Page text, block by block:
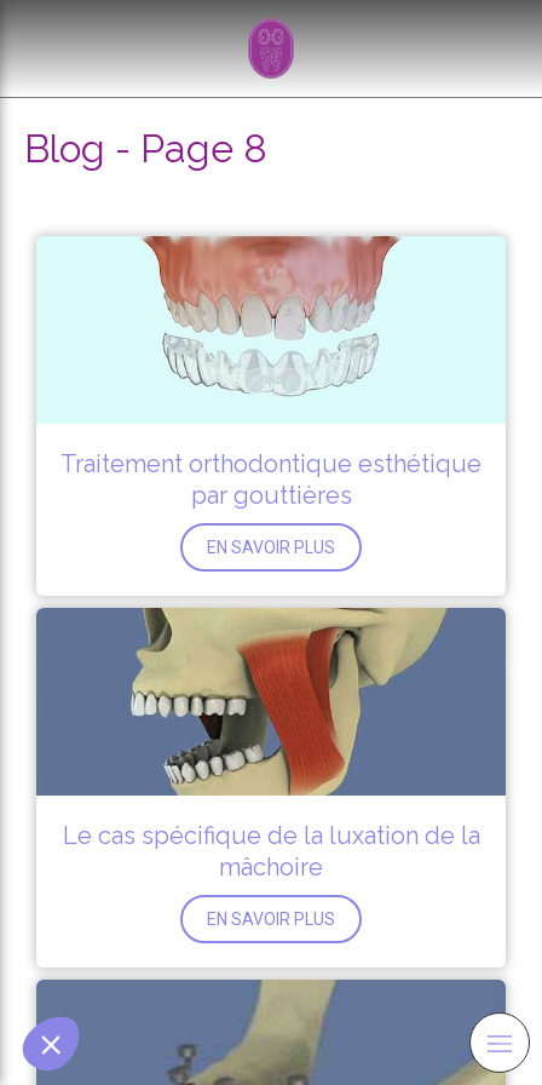
Blog - Page 8
Traitement orthodontique esthétique
par gouttières
EN SAVOIR PLUS
Le cas spécifique de la luxation de la
mâchoire
EN SAVOIR PLUS